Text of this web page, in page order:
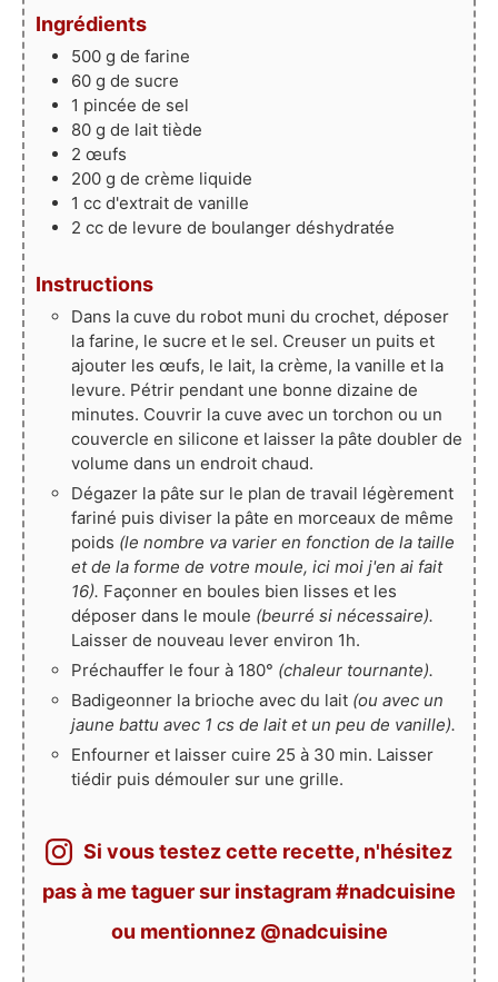
Ingrédients
500 g de farine
60 g de sucre
1 pincée de sel
80 g de lait tiède
2 œufs
200 g de crème liquide
1 cc d'extrait de vanille
2 cc de levure de boulanger déshydratée
Instructions
Dans la cuve du robot muni du crochet, déposer
la farine, le sucre et le sel. Creuser un puits et
ajouter les œufs, le lait, la crème, la vanille et la
levure. Pétrir pendant une bonne dizaine de
minutes. Couvrir la cuve avec un torchon ou un
couvercle en silicone et laisser la pâte doubler de
volume dans un endroit chaud.
Dégazer la pâte sur le plan de travail légèrement
fariné puis diviser la pâte en morceaux de même
poids (le nombre va varier en fonction de la taille
et de la forme de votre moule, ici moi j'en ai fait
16). Façonner en boules bien lisses et les
déposer dans le moule (beurré si nécessaire).
Laisser de nouveau lever environ 1h.
Préchauffer le four à 180° (chaleur tournante).
Badigeonner la brioche avec du lait (ou avec un
jaune battu avec 1 cs de lait et un peu de vanille).
Enfourner et laisser cuire 25 à 30 min. Laisser
tiédir puis démouler sur une grille.
Si vous testez cette recette, n'hésitez
pas à me taguer sur instagram #nadcuisine
ou mentionnez @nadcuisine